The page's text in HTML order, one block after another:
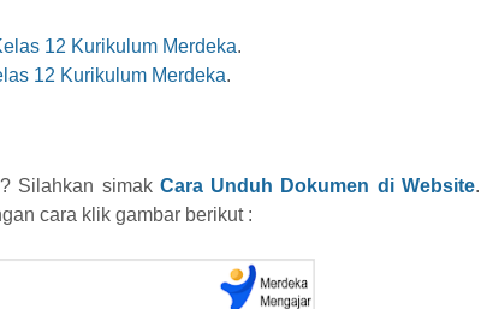
12 Kurikulum Merdeka.
12 Kurikulum Merdeka.
Silahkan simak Cara Unduh Dokumen di Website.
cara klik gambar berikut :